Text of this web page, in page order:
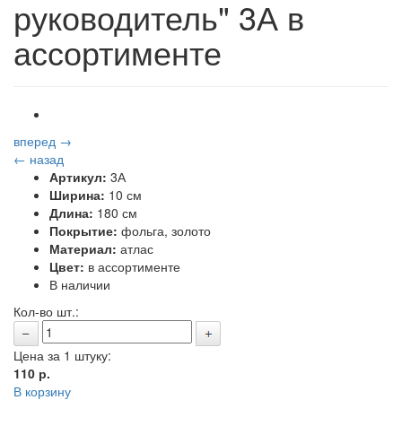
руководитель" 3А в
ассортименте
вперед →
← назад
Артикул: 3А
Ширина: 10 см
Длина: 180 см
Покрытие: фольга, золото
Материал: атлас
Цвет: в ассортименте
В наличии
Кол-во шт.:
Цена за 1 штуку:
110 р.
В корзину